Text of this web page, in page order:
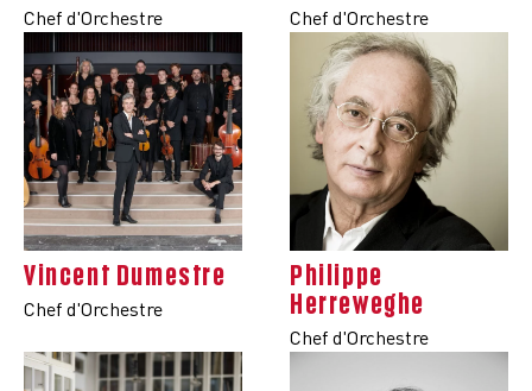
Chef d'Orchestre Chef d'Orchestre
Vincent Dumestre
Chef d'Orchestre
Philippe
Herreweghe
Chef d'Orchestre